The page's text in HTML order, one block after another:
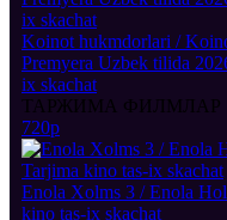
Koinot hukmdorlari /
Premyera Uzbek tilida
ix skachat
ТАРЖИМА ФИЛМЛАР
720p
Enola Xolms 3 / Enola
kino tas-ix skachat